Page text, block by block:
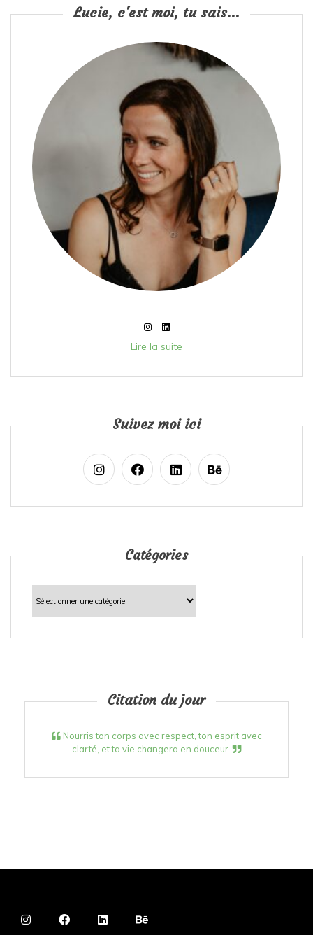
Lucie, c'est moi, tu sais...
Lire la suite
Suivez moi ici
Catégories
Catégories
Citation du jour
Nourris ton corps avec respect, ton esprit avec
clarté, et ta vie changera en douceur.